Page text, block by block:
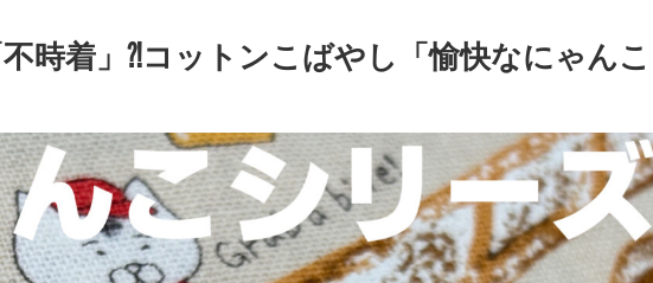
時着」⁈コットンこばやし「愉快なにゃんこ